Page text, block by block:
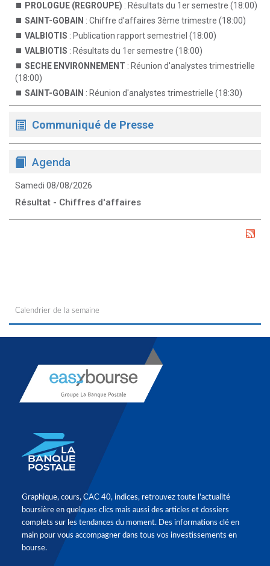
PROLOGUE (REGROUPE) : Résultats du 1er semestre (18:00)
SAINT-GOBAIN : Chiffre d'affaires 3ème trimestre (18:00)
VALBIOTIS : Publication rapport semestriel (18:00)
VALBIOTIS : Résultats du 1er semestre (18:00)
SECHE ENVIRONNEMENT : Réunion d'analystes trimestrielle
(18:00)
SAINT-GOBAIN : Réunion d'analystes trimestrielle (18:30)
Communiqué de Presse
Agenda
Samedi 08/08/2026
Résultat - Chiffres d'affaires
Calendrier de la semaine
Graphique, cours, CAC 40, indices, retrouvez toute l'actualité
boursière en quelques clics mais aussi des articles et dossiers
complets sur les tendances du moment. Des informations clé en
main pour vous accompagner dans tous vos investissements en
bourse.